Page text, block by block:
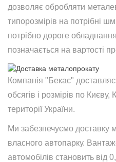
дозволяє обробляти
типорозмірів на потрібні
потрібно дороге
позначається на вартості
Компанія "Бекас"
обсягів і розмірів по Києву,
території України.
Ми забезпечуємо доставку
власного автопарку.
автомобілів становить від